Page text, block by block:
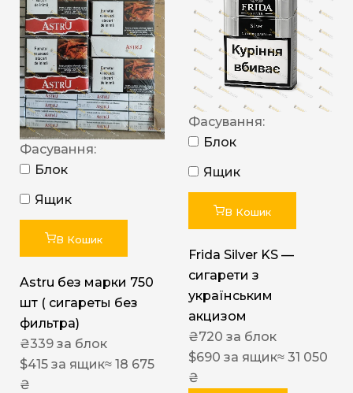
Фасування:
Блок
Ящик
В Кошик
Astru без марки 750
шт ( сигареты без
фильтра)
₴339 за блок
$415 за ящик≈ 18 675
₴
Фасування:
Блок
Ящик
В Кошик
Frida Silver KS —
сигарети з
українським
акцизом
₴720 за блок
$690 за ящик≈ 31 050
₴